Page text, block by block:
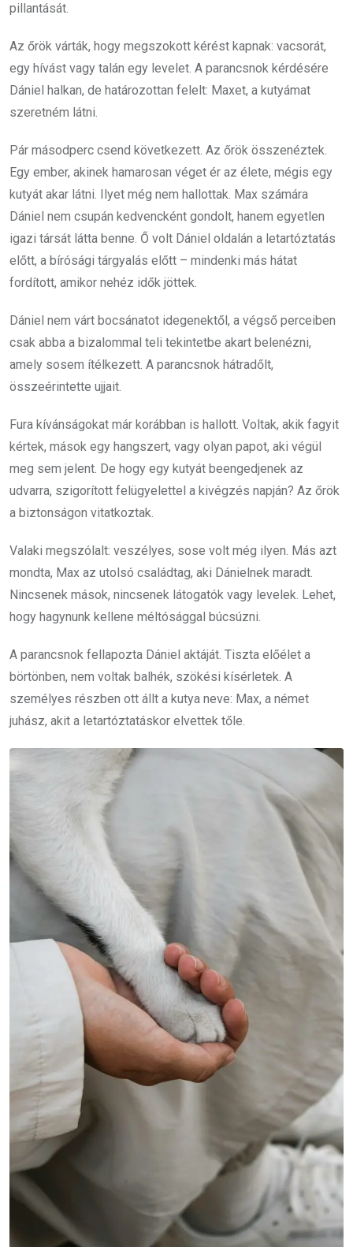
pillantását.
Az őrök várták, hogy megszokott kérést kapnak: vacsorát,
egy hívást vagy talán egy levelet. A parancsnok kérdésére
Dániel halkan, de határozottan felelt: Maxet, a kutyámat
szeretném látni.
Pár másodperc csend következett. Az őrök összenéztek.
Egy ember, akinek hamarosan véget ér az élete, mégis egy
kutyát akar látni. Ilyet még nem hallottak. Max számára
Dániel nem csupán kedvencként gondolt, hanem egyetlen
igazi társát látta benne. Ő volt Dániel oldalán a letartóztatás
előtt, a bírósági tárgyalás előtt – mindenki más hátat
fordított, amikor nehéz idők jöttek.
Dániel nem várt bocsánatot idegenektől, a végső perceiben
csak abba a bizalommal teli tekintetbe akart belenézni,
amely sosem ítélkezett. A parancsnok hátradőlt,
összeérintette ujjait.
Fura kívánságokat már korábban is hallott. Voltak, akik fagyit
kértek, mások egy hangszert, vagy olyan papot, aki végül
meg sem jelent. De hogy egy kutyát beengedjenek az
udvarra, szigorított felügyelettel a kivégzés napján? Az őrök
a biztonságon vitatkoztak.
Valaki megszólalt: veszélyes, sose volt még ilyen. Más azt
mondta, Max az utolsó családtag, aki Dánielnek maradt.
Nincsenek mások, nincsenek látogatók vagy levelek. Lehet,
hogy hagynunk kellene méltósággal búcsúzni.
A parancsnok fellapozta Dániel aktáját. Tiszta előélet a
börtönben, nem voltak balhék, szökési kísérletek. A
személyes részben ott állt a kutya neve: Max, a német
juhász, akit a letartóztatáskor elvettek tőle.